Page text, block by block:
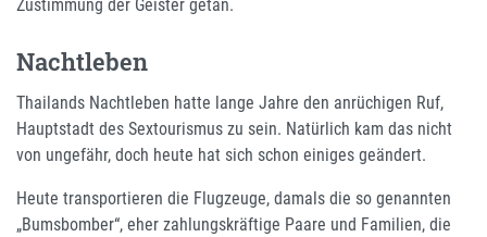
Zustimmung der Geister getan.
Nachtleben
Thailands Nachtleben hatte lange Jahre den anrüchigen Ruf,
Hauptstadt des Sextourismus zu sein. Natürlich kam das nicht
von ungefähr, doch heute hat sich schon einiges geändert.
Heute transportieren die Flugzeuge, damals die so genannten
„Bumsbomber“, eher zahlungskräftige Paare und Familien, die